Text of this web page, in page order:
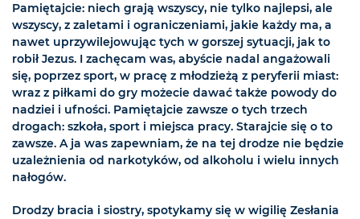
Pamiętajcie: niech grają wszyscy, nie tylko najlepsi, ale
wszyscy, z zaletami i ograniczeniami, jakie każdy ma, a
nawet uprzywilejowując tych w gorszej sytuacji, jak to
robił Jezus. I zachęcam was, abyście nadal angażowali
się, poprzez sport, w pracę z młodzieżą z peryferii miast:
wraz z piłkami do gry możecie dawać także powody do
nadziei i ufności. Pamiętajcie zawsze o tych trzech
drogach: szkoła, sport i miejsca pracy. Starajcie się o to
zawsze. A ja was zapewniam, że na tej drodze nie będzie
uzależnienia od narkotyków, od alkoholu i wielu innych
nałogów.
Drodzy bracia i siostry, spotykamy się w wigilię Zesłania